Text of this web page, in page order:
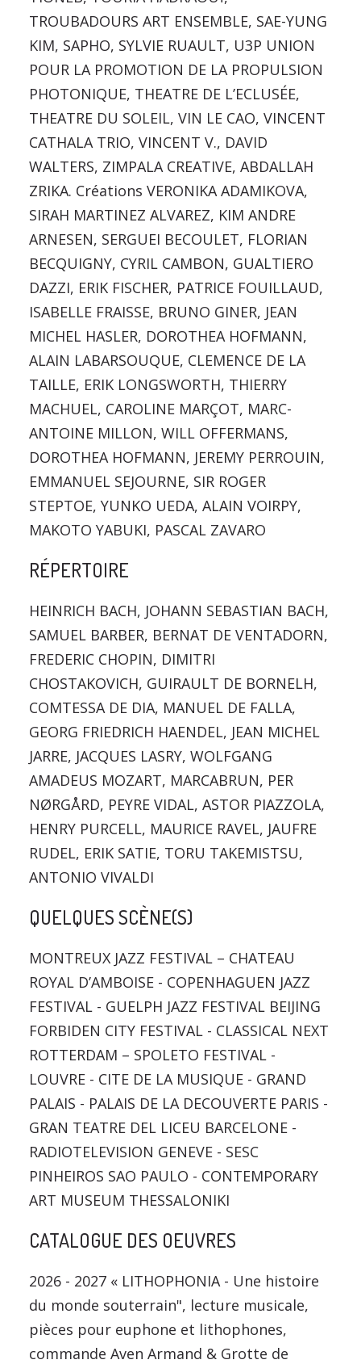
TROUBADOURS ART ENSEMBLE, SAE-YUNG
KIM, SAPHO, SYLVIE RUAULT, U3P UNION
POUR LA PROMOTION DE LA PROPULSION
PHOTONIQUE, THEATRE DE L’ECLUSÉE,
THEATRE DU SOLEIL, VIN LE CAO, VINCENT
CATHALA TRIO, VINCENT V., DAVID
WALTERS, ZIMPALA CREATIVE, ABDALLAH
ZRIKA. Créations VERONIKA ADAMIKOVA,
SIRAH MARTINEZ ALVAREZ, KIM ANDRE
ARNESEN, SERGUEI BECOULET, FLORIAN
BECQUIGNY, CYRIL CAMBON, GUALTIERO
DAZZI, ERIK FISCHER, PATRICE FOUILLAUD,
ISABELLE FRAISSE, BRUNO GINER, JEAN
MICHEL HASLER, DOROTHEA HOFMANN,
ALAIN LABARSOUQUE, CLEMENCE DE LA
TAILLE, ERIK LONGSWORTH, THIERRY
MACHUEL, CAROLINE MARÇOT, MARC-
ANTOINE MILLON, WILL OFFERMANS,
DOROTHEA HOFMANN, JEREMY PERROUIN,
EMMANUEL SEJOURNE, SIR ROGER
STEPTOE, YUNKO UEDA, ALAIN VOIRPY,
MAKOTO YABUKI, PASCAL ZAVARO
RÉPERTOIRE
HEINRICH BACH, JOHANN SEBASTIAN BACH,
SAMUEL BARBER, BERNAT DE VENTADORN,
FREDERIC CHOPIN, DIMITRI
CHOSTAKOVICH, GUIRAULT DE BORNELH,
COMTESSA DE DIA, MANUEL DE FALLA,
GEORG FRIEDRICH HAENDEL, JEAN MICHEL
JARRE, JACQUES LASRY, WOLFGANG
AMADEUS MOZART, MARCABRUN, PER
NØRGÅRD, PEYRE VIDAL, ASTOR PIAZZOLA,
HENRY PURCELL, MAURICE RAVEL, JAUFRE
RUDEL, ERIK SATIE, TORU TAKEMISTSU,
ANTONIO VIVALDI
QUELQUES SCÈNE(S)
MONTREUX JAZZ FESTIVAL – CHATEAU
ROYAL D’AMBOISE - COPENHAGUEN JAZZ
FESTIVAL - GUELPH JAZZ FESTIVAL BEIJING
FORBIDEN CITY FESTIVAL - CLASSICAL NEXT
ROTTERDAM – SPOLETO FESTIVAL -
LOUVRE - CITE DE LA MUSIQUE - GRAND
PALAIS - PALAIS DE LA DECOUVERTE PARIS -
GRAN TEATRE DEL LICEU BARCELONE -
RADIOTELEVISION GENEVE - SESC
PINHEIROS SAO PAULO - CONTEMPORARY
ART MUSEUM THESSALONIKI
CATALOGUE DES OEUVRES
2026 - 2027 « LITHOPHONIA - Une histoire
du monde souterrain", lecture musicale,
pièces pour euphone et lithophones,
commande Aven Armand & Grotte de